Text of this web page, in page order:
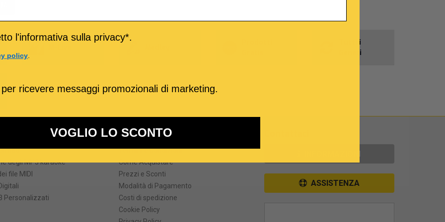
Tutti i
Generi
degli MP3 karaoke
file MIDI
Personalizzati
Informazioni
Termini e Condizioni
Come Acquistare
Prezzi e Sconti
Modalità di Pagamento
Costi di spedizione
Cookie Policy
INFORMAZIONI
ASSISTENZA
l'informativa sulla privacy*.
policy
ricevere messaggi promozionali di marketing.
VOGLIO LO SCONTO